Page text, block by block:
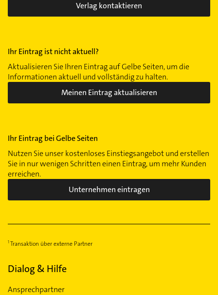
Verlag kontaktieren
Ihr Eintrag ist nicht aktuell?
Aktualisieren Sie Ihren Eintrag auf Gelbe Seiten, um die
Informationen aktuell und vollständig zu halten.
Meinen Eintrag aktualisieren
Ihr Eintrag bei Gelbe Seiten
Nutzen Sie unser kostenloses Einstiegsangebot und erstellen
Sie in nur wenigen Schritten einen Eintrag, um mehr Kunden
erreichen.
Unternehmen eintragen
Transaktion über externe Partner
Dialog & Hilfe
Ansprechpartner